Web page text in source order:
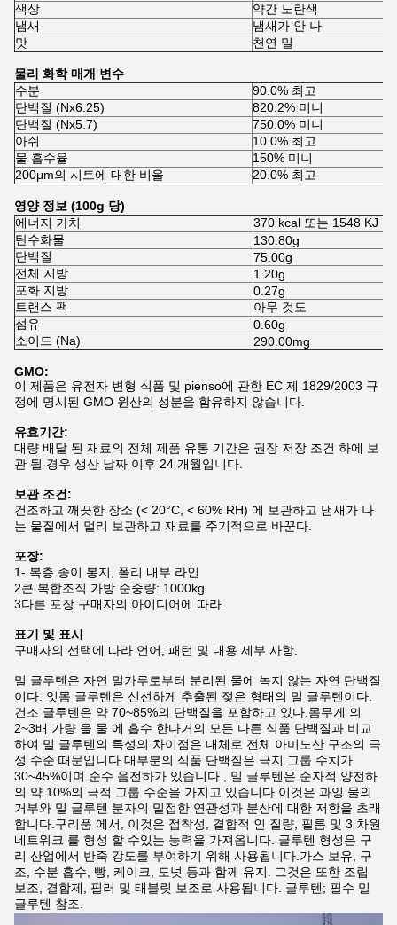
색상
약간 노란색
냄새
냄새가 안 나
맛
천연 밀
물리 화학 매개 변수
수분
90.0% 최고
단백질 (Nx6.25)
820.2% 미니
단백질 (Nx5.7)
750.0% 미니
아쉬
10.0% 최고
물 흡수율
150% 미니
200μm의 시트에 대한 비율
20.0% 최고
영양 정보 (100g 당)
에너지 가치
370 kcal 또는 1548 KJ
탄수화물
130.80g
단백질
75.00g
전체 지방
1.20g
포화 지방
0.27g
트랜스 팩
아무 것도
섬유
0.60g
소이드 (Na)
290.00mg
GMO:
이 제품은 유전자 변형 식품 및 pienso에 관한 EC 제 1829/2003 규
정에 명시된 GMO 원산의 성분을 함유하지 않습니다.
유효기간:
대량 배달 된 재료의 전체 제품 유통 기간은 권장 저장 조건 하에 보
관 될 경우 생산 날짜 이후 24 개월입니다.
보관 조건:
건조하고 깨끗한 장소 (< 20°C, < 60% RH) 에 보관하고 냄새가 나
는 물질에서 멀리 보관하고 재료를 주기적으로 바꾼다.
포장:
1- 복층 종이 봉지, 폴리 내부 라인
2큰 복합조직 가방 순중량: 1000kg
3다른 포장 구매자의 아이디어에 따라.
표기 및 표시
구매자의 선택에 따라 언어, 패턴 및 내용 세부 사항.
밀 글루텐은 자연 밀가루로부터 분리된 물에 녹지 않는 자연 단백질
이다. 잇몸 글루텐은 신선하게 추출된 젖은 형태의 밀 글루텐이다.
건조 글루텐은 약 70~85%의 단백질을 포함하고 있다.몸무게 의
2~3배 가량 을 물 에 흡수 한다거의 모든 다른 식품 단백질과 비교
하여 밀 글루텐의 특성의 차이점은 대체로 전체 아미노산 구조의 극
성 수준 때문입니다.대부분의 식품 단백질은 극지 그룹 수치가
30~45%이며 순수 음전하가 있습니다., 밀 글루텐은 순자적 양전하
의 약 10%의 극적 그룹 수준을 가지고 있습니다.이것은 과잉 물의
거부와 밀 글루텐 분자의 밀접한 연관성과 분산에 대한 저항을 초래
합니다.구리품 에서, 이것은 접착성, 결합적 인 질량, 필름 및 3 차원
네트워크 를 형성 할 수있는 능력을 가져옵니다. 글루텐 형성은 구
리 산업에서 반죽 강도를 부여하기 위해 사용됩니다.가스 보유, 구
조, 수분 흡수, 빵, 케이크, 도넛 등과 함께 유지. 그것은 또한 조립
보조, 결합제, 필러 및 태블릿 보조로 사용됩니다. 글루텐; 필수 밀
글루텐 참조.